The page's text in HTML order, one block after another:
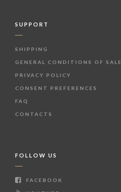
SUPPORT
SHIPPING
GENERAL CONDITIONS OF SALE
PRIVACY POLICY
CONSENT PREFERENCES
FAQ
CONTACTS
FOLLOW US
FACEBOOK